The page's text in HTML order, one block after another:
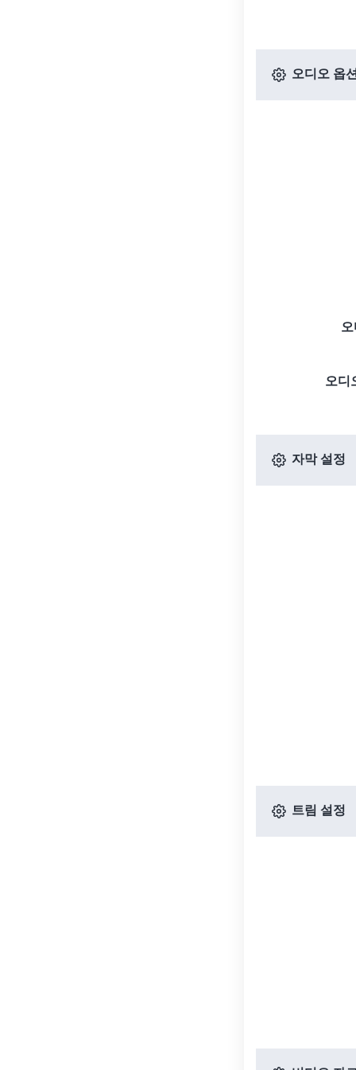
오디오 옵
오디
자막 설정
트림 설정